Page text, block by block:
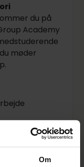
Om
du på
Academy
møder